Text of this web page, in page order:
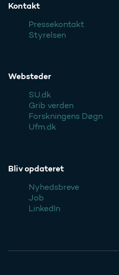
Kontakt
Pressekontakt
Styrelsen
Websteder
SU.dk
Grib verden
Forskningens Døgn
Ufm.dk
Bliv opdateret
Nyhedsbreve
Job
LinkedIn